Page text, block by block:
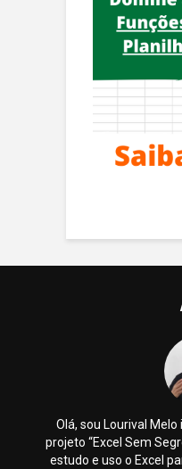
Olá, sou Lourival
projeto “Excel Sem
estudo e uso o Excel